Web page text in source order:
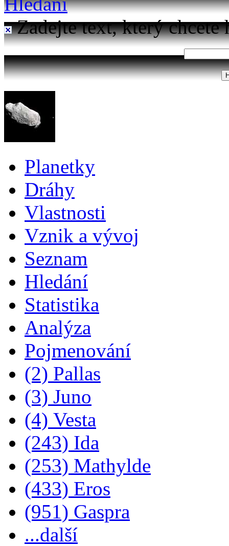
Zadejte text, který chcete
Planetky
Dráhy
Vlastnosti
Vznik a vývoj
Seznam
Hledání
Statistika
Analýza
Pojmenování
(2) Pallas
(3) Juno
(4) Vesta
(243) Ida
(253) Mathylde
(433) Eros
(951) Gaspra
...další